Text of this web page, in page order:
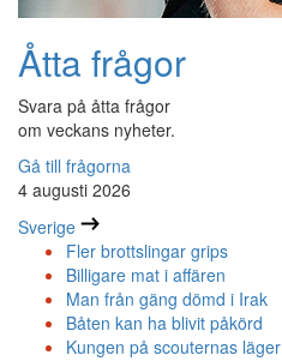
Åtta frågor
Svara på åtta frågor
om veckans nyheter.
Gå till frågorna
4 augusti 2026
Sverige
Fler brottslingar grips
Billigare mat i affären
Man från gäng dömd i Irak
Båten kan ha blivit påkörd
Kungen på scouternas läger